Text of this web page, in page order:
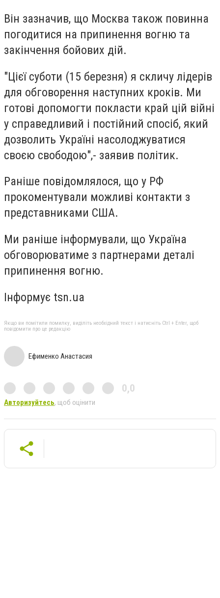
Він зазначив, що Москва також повинна
погодитися на припинення вогню та
закінчення бойових дій.
"Цієї суботи (15 березня) я скличу лідерів
для обговорення наступних кроків. Ми
готові допомогти покласти край цій війні
у справедливий і постійний спосіб, який
дозволить Україні насолоджуватися
своєю свободою",- заявив політик.
Раніше повідомлялося, що у РФ
прокоментували можливі контакти з
представниками США.
Ми раніше інформували, що Україна
обговорюватиме з партнерами деталі
припинення вогню.
Інформує tsn.ua
Якщо ви помітили помилку, виділіть необхідний текст і натисніть Ctrl + Enter, щоб
повідомити про це редакцію
Ефименко Анастасия
0,0
Авторизуйтесь, щоб оцінити